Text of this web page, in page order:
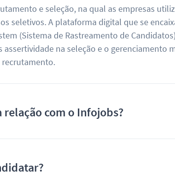
e seleção, na qual as empresas
seletivos. A plataforma digital que se
(Sistema de Rastreamento de
na seleção e o gerenciamento
recrutamento.
com o Infojobs?